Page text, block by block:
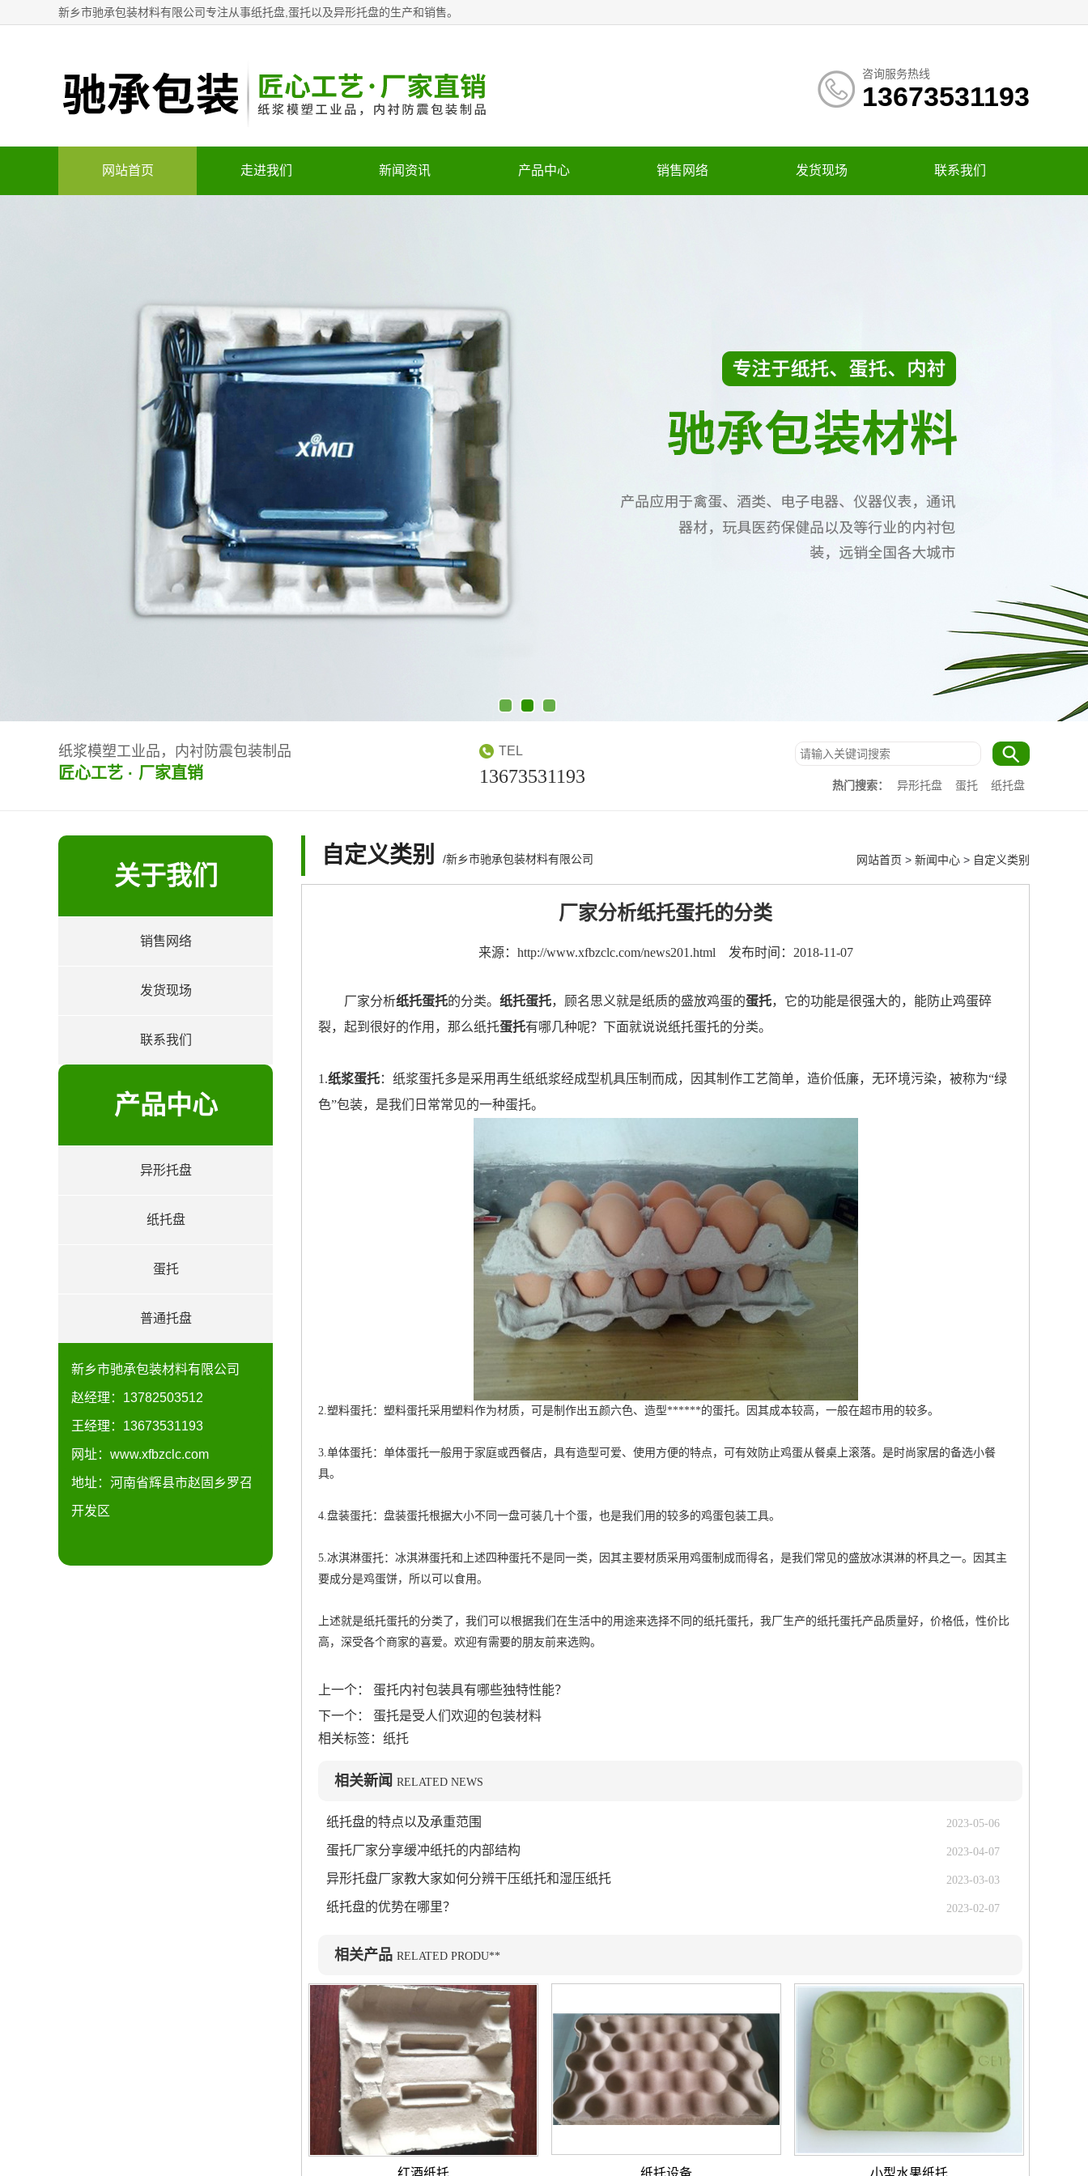
新乡市驰承包装材料有限公司专注从事纸托盘,蛋托以及异形托盘的生产和销售。
咨询服务热线
13673531193
网站首页 走进我们 新闻资讯 产品中心 销售网络 发货现场 联系我们
纸浆模塑工业品，内衬防震包装制品
匠心工艺 · 厂家直销
TEL
13673531193 热门搜索： 异形托盘 蛋托 纸托盘
关于我们
销售网络
发货现场
联系我们
产品中心
异形托盘
纸托盘
蛋托
普通托盘
新乡市驰承包装材料有限公司
赵经理：13782503512
王经理：13673531193
网址：www.xfbzclc.com
地址：河南省辉县市赵固乡罗召
开发区
自定义类别 /新乡市驰承包装材料有限公司 网站首页 > 新闻中心 > 自定义类别
厂家分析纸托蛋托的分类
来源：http://www.xfbzclc.com/news201.html 发布时间：2018-11-07
厂家分析纸托蛋托的分类。 纸托蛋托，顾名思义就是纸质的盛放鸡蛋的蛋托，它的功能是很强大的，能防止鸡蛋碎
裂，起到很好的作用，那么纸托蛋托有哪几种呢？下面就说说纸托蛋托的分类。
1.纸浆蛋托：纸浆蛋托多是采用再生纸纸浆经成型机具压制而成，因其制作工艺简单，造价低廉，无环境污染，被称为“绿
色”包装，是我们日常常见的一种蛋托。
2.塑料蛋托：塑料蛋托采用塑料作为材质，可是制作出五颜六色、造型******的蛋托。因其成本较高，一般在超市用的较多。
3.单体蛋托：单体蛋托一般用于家庭或西餐店，具有造型可爱、使用方便的特点，可有效防止鸡蛋从餐桌上滚落。是时尚家居的备选小餐
具。
4.盘装蛋托：盘装蛋托根据大小不同一盘可装几十个蛋，也是我们用的较多的鸡蛋包装工具。
5.冰淇淋蛋托：冰淇淋蛋托和上述四种蛋托不是同一类，因其主要材质采用鸡蛋制成而得名，是我们常见的盛放冰淇淋的杯具之一。因其主
要成分是鸡蛋饼，所以可以食用。
上述就是纸托蛋托的分类了，我们可以根据我们在生活中的用途来选择不同的纸托蛋托，我厂生产的纸托蛋托产品质量好，价格低，性价比
高，深受各个商家的喜爱。欢迎有需要的朋友前来选购。
上一个：
蛋托内衬包装具有哪些独特性能？
下一个：
蛋托是受人们欢迎的包装材料
相关标签：纸托
相关新闻 RELATED NEWS
纸托盘的特点以及承重范围 2023-05-06
蛋托厂家分享缓冲纸托的内部结构 2023-04-07
异形托盘厂家教大家如何分辨干压纸托和湿压纸托 2023-03-03
纸托盘的优势在哪里？ 2023-02-07
相关产品 RELATED PRODU**
红酒纸托 纸托设备 小型水果纸托